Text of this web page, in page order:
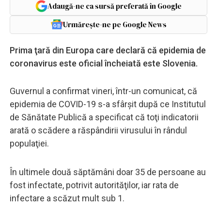
Adaugă-ne ca sursă preferată în Google
Urmărește-ne pe Google News
Prima ţară din Europa care declară că epidemia de
coronavirus este oficial încheiată este Slovenia.
Guvernul a confirmat vineri, într-un comunicat, că
epidemia de COVID-19 s-a sfârşit după ce Institutul
de Sănătate Publică a specificat că toţi indicatorii
arată o scădere a răspândirii virusului în rândul
populaţiei.
În ultimele două săptămâni doar 35 de persoane au
fost infectate, potrivit autorităţilor, iar rata de
infectare a scăzut mult sub 1.